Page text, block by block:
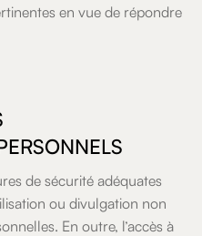
en vue de répondre
de sécurité adéquates
ou divulgation non
En outre, l’accès à